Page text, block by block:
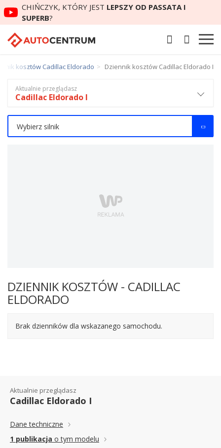
CHIŃCZYK, KTÓRY JEST LEPSZY OD PASSATA I
SUPERB?
kosztów Cadillac Eldorado Dziennik kosztów Cadillac Eldorado I
DZIENNIK KOSZTÓW - CADILLAC
ELDORADO
Brak dzienników dla wskazanego samochodu.
Aktualnie przeglądasz
Cadillac Eldorado I
Wybierz silnik
Aktualnie przeglądasz
Cadillac Eldorado I
Dane techniczne
1 publikacja o tym modelu